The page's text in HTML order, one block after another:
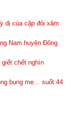
dị của cặp đôi xăm
Nam huyện Đông
giết chết nghìn
bụng mẹ… suốt 44